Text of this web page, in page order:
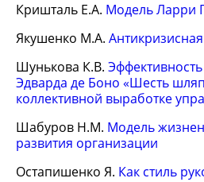
Кришталь Е.А. Модель Ларри
Якушенко М.А.
Шунькова К.В.
Эдварда де Боно «Шесть
коллективной выработке
Шабуров Н.М. Модель
развития организации
Остапишенко Я. Как стиль